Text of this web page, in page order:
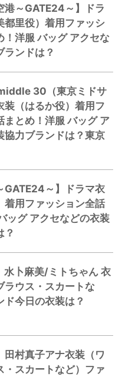
港～GATE24～】ドラ
都里役）着用ファッシ
！洋服 バッグ アクセな
ランドは？
30（東京ミドサ
装（はるか役）着用フ
まとめ！洋服 バッグ ア
協力ブランドは？東京
GATE24～】ドラマ衣
着用ファッション全話
ッグ アクセなどの衣装
？
水卜麻美/ミトちゃん 衣
ラウス・スカートな
ド今日の衣装は？
田村真子アナ衣装（ワ
・スカートなど）ファ